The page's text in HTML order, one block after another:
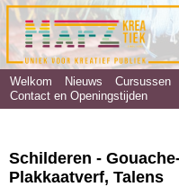
Welkom Nieuws Cursussen
Contact en Openingstijden
Schilderen -
Plakkaatverf, Talens